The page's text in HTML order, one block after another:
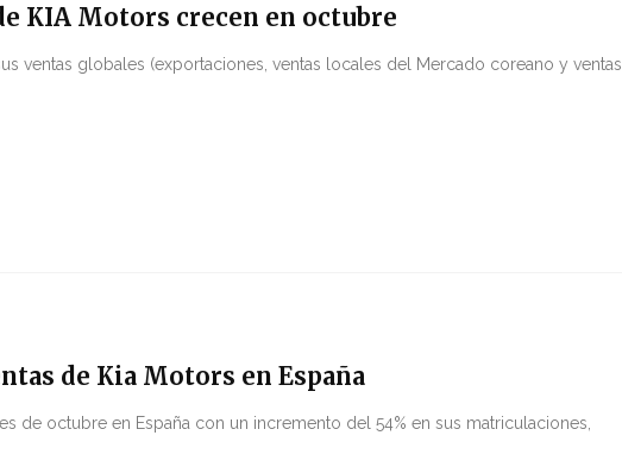
KIA Motors crecen en octubre
ventas globales (exportaciones, ventas locales del Mercado coreano y ventas
de Kia Motors en España
de octubre en España con un incremento del 54% en sus matriculaciones,